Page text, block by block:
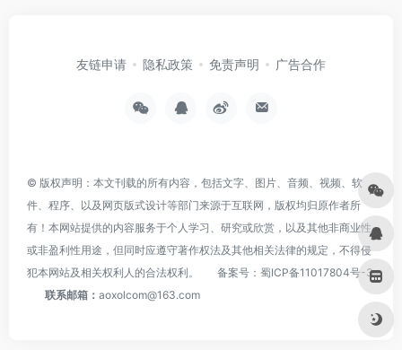
友链申请 隐私政策 免责声明 广告合作
© 版权声明：本文刊载的所有内容，包括文字、图片、音频、视频、软
件、程序、以及网页版式设计等部门来源于互联网，版权均归原作者所
有！本网站提供的内容服务于个人学习、研究或欣赏，以及其他非商业性
或非盈利性用途，但同时应遵守著作权法及其他相关法律的规定，不得侵
犯本网站及相关权利人的合法权利。
备案号： 蜀ICP备11017804号-3
联系邮箱： aoxolcom@163.com